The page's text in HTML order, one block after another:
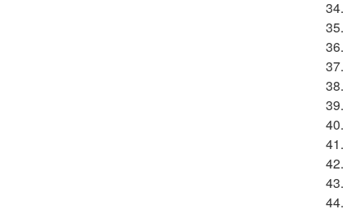
34.
35.
36.
37.
38.
39.
40.
41.
42.
43.
44.